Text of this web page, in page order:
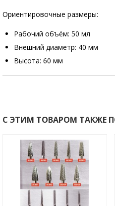
Ориентировочные размеры:
Рабочий объём: 50 мл
Внешний диаметр: 40 мм
Высота: 60 мм
С ЭТИМ ТОВАРОМ ТАКЖЕ